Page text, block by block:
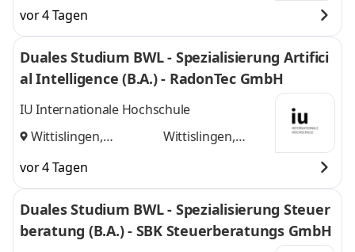
vor 4 Tagen
Duales Studium BWL - Spezialisierung Artifici
al Intelligence (B.A.) - RadonTec GmbH
IU Internationale Hochschule
Wittislingen,
Wittislingen,
vor 4 Tagen
Duales Studium BWL - Spezialisierung Steuer
beratung (B.A.) - SBK Steuerberatungs GmbH